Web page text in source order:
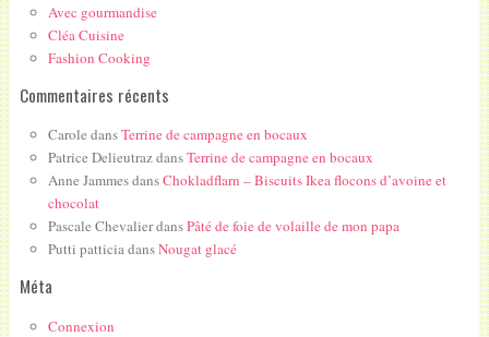
Avec gourmandise
Cléa Cuisine
Fashion Cooking
Commentaires récents
Carole dansTerrine de campagne en bocaux
Patrice DelieutrazdansTerrine de campagne en bocaux
Anne JammesdansChokladflarn – Biscuits Ikea flocons d’avoine et
chocolat
Pascale ChevalierdansPâté de foie de volaille de mon papa
Putti patticiadansNougat glacé
Méta
Connexion